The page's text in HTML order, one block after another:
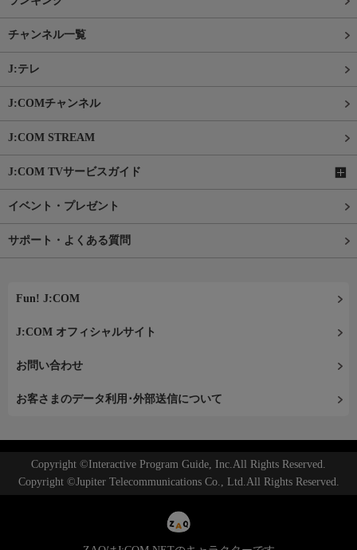
チャンネル一覧
J:テレ
J:COMチャンネル
J:COM STREAM
J:COM TVサービスガイド
イベント・プレゼント
サポート・よくある質問
Fun! J:COM
J:COM オフィシャルサイト
お問い合わせ
お客さまのデータ利用･外部送信について
Copyright ©Interactive Program Guide, Inc.All Rights Reserved.
Copyright ©Jupiter Telecommunications Co., Ltd.All Rights Reserved.